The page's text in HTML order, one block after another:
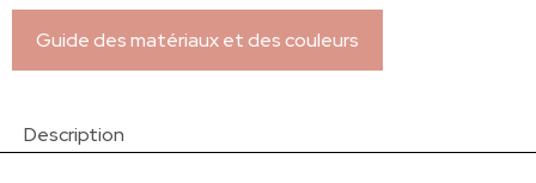
Guide des matériaux et des couleurs
Description